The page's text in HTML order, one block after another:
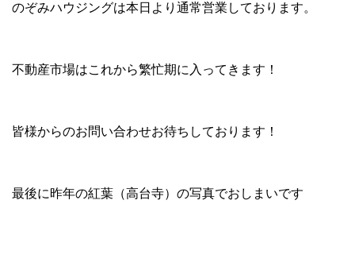
のぞみハウジングは本日より通常営業しております。
不動産市場はこれから繁忙期に入ってきます！
皆様からのお問い合わせお待ちしております！
最後に昨年の紅葉（高台寺）の写真でおしまいです